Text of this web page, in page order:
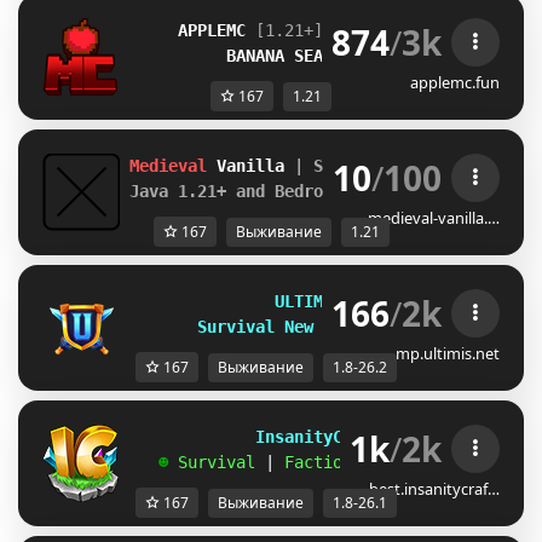
APPLEMC
[1.21+] The Fruitiest Network
BANANA SEASON 3 OUT NOW!
874/3k
applemc.fun
167 1.21
Medieval Vanilla
| Semi-vanilla SMP
Java 1.21+ and Bedrock (No VPNs)
10/100
medieval-vanilla.…
167 Выживание 1.21
UL TIM SM C | 1.8 .
Survival New ea son R eleas !
166/2k
mp.ultimis.net
167 Выживание 1.8-26.2
InsanityCraft || 1.8 - 26.1
☻ Survival Factions | Skyblock
1k/2k
best.insanitycraf…
167 Выживание 1.8-26.1